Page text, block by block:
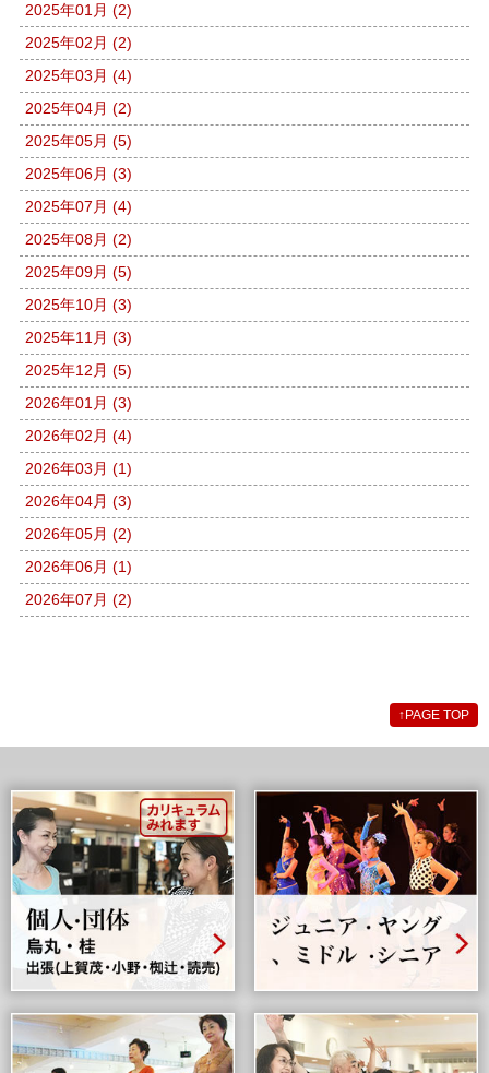
2025年01月 (2)
2025年02月 (2)
2025年03月 (4)
2025年04月 (2)
2025年05月 (5)
2025年06月 (3)
2025年07月 (4)
2025年08月 (2)
2025年09月 (5)
2025年10月 (3)
2025年11月 (3)
2025年12月 (5)
2026年01月 (3)
2026年02月 (4)
2026年03月 (1)
2026年04月 (3)
2026年05月 (2)
2026年06月 (1)
2026年07月 (2)
↑ PAGE TOP